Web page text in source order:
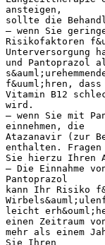
ansteigen,
sollte die
– wenn Sie
Risikofaktoren
Unterversorgung
und Pantoprazol
f&uuml;hren, dass
Vitamin B12
wird.
– wenn Sie mit
einnehmen, die
Atazanavir (zur
enthalten. Fragen
Sie hierzu Ihren
– Die Einnahme
Pantoprazol
kann Ihr Risiko
leicht
einen Zeitraum
mehr als einem
Sie Ihren